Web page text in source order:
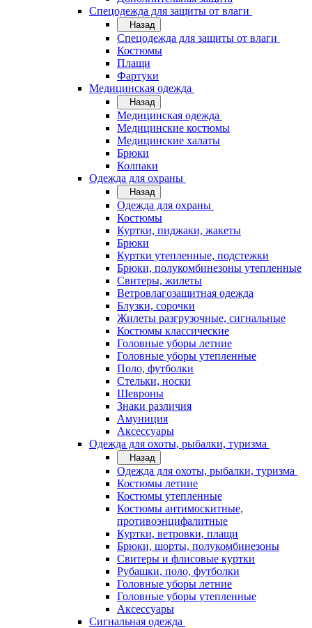
Спецодежда для защиты от влаги
Назад
Спецодежда для защиты от влаги
Костюмы
Плащи
Фартуки
Медицинская одежда
Назад
Медицинская одежда
Медицинские костюмы
Медицинские халаты
Брюки
Колпаки
Одежда для охраны
Назад
Одежда для охраны
Костюмы
Куртки, пиджаки, жакеты
Брюки
Куртки утепленные, подстежки
Брюки, полукомбинезоны утепленные
Свитеры, жилеты
Ветровлагозащитная одежда
Блузки, сорочки
Жилеты разгрузочные, сигнальные
Костюмы классические
Головные уборы летние
Головные уборы утепленные
Поло, футболки
Стельки, носки
Шевроны
Знаки различия
Амуниция
Аксессуары
Одежда для охоты, рыбалки, туризма
Назад
Одежда для охоты, рыбалки, туризма
Костюмы летние
Костюмы утепленные
Костюмы антимоскитные,
противоэнцифалитные
Куртки, ветровки, плащи
Брюки, шорты, полукомбинезоны
Свитеры и флисовые куртки
Рубашки, поло, футболки
Головные уборы летние
Головные уборы утепленные
Аксессуары
Сигнальная одежда